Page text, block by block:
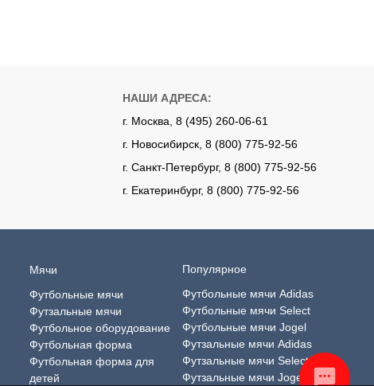
НАШИ АДРЕСА:
г. Москва, 8 (495) 260-06-61
г. Новосибирск, 8 (800) 775-92-56
г. Санкт-Петербург, 8 (800) 775-92-56
г. Екатеринбург, 8 (800) 775-92-56
Мячи
Футбольные мячи
Футзальные мячи
Футбольное оборудование
Футбольная форма
Футбольная форма для
детей
Популярное
Футбольные мячи Adidas
Футбольные мячи Select
Футбольные мячи Jogel
Футзальные мячи Adidas
Футзальные мячи Select
Футзальные мячи Jogel